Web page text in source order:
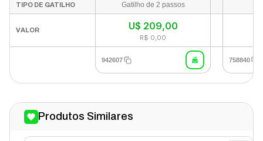
TIPO DE GATILHO Gatilho de 2 passos
VALOR U$ 209,00
R$ 0,00
942607 758840
Produtos Similares